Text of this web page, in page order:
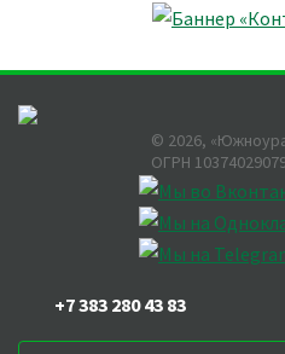
© 2026,
ОГРН
+7 383 280 43 83